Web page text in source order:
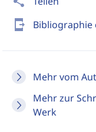
send_to_mobile
Mehr vom
Mehr zur
Werk